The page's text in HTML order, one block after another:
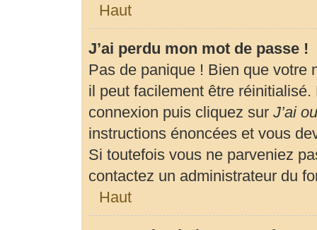
Haut
J’ai perdu mon mot de passe !
Pas de panique ! Bien que votre
il peut facilement être
connexion puis cliquez sur J’ai
instructions énoncées et vous
Si toutefois vous ne parveniez
contactez un administrateur du
Haut